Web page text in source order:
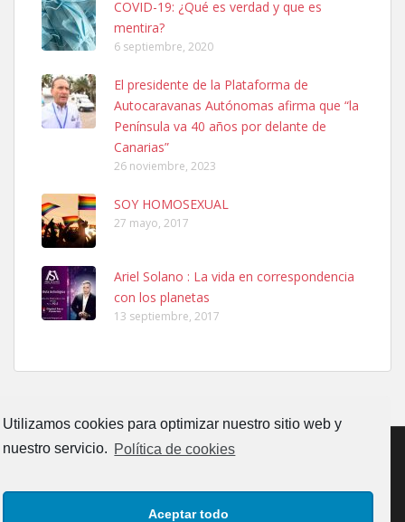
Utilizamos cookies para optimizar nuestro sitio web y
nuestro servicio. Política de cookies
Aceptar todo
SHIBA PERDIDO AVDA JOSE MESA Y LOPEZ
PERRO MACHO RAZA SHIBA CON MICROCHIP PERDIDO HOY
06/07/2025 ZONA MESA Y LOPEZ. ES MUY ASUSTADIZO
Leales.org » Gran Canaria
6.7.2025
Ninfa perdida
El día 5 se los perdió una ninfa papillera, asustada tiene miedo a la
calle, se perdió por la zon...
Adopcion
Busco casa de acogida para mi perrita ya que por temas de trabajo
COVID-19: ¿Qué es verdad y que es
mentira?
6 septiembre, 2020
El presidente de la Plataforma de
Autocaravanas Autónomas afirma que “la
Península va 40 años por delante de
Canarias”
26 noviembre, 2023
SOY HOMOSEXUAL
27 mayo, 2017
Ariel Solano : La vida en correspondencia
con los planetas
13 septiembre, 2017